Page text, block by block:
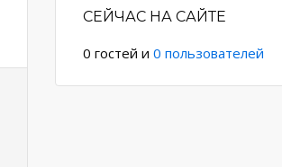
СЕЙЧАС НА САЙТЕ
0 гостей и 0 пользователей